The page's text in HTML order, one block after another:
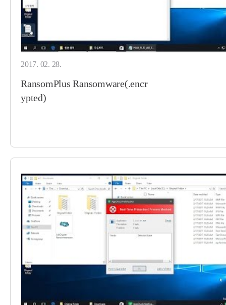
2017. 02. 28.
RansomPlus Ransomware(.encr
ypted)